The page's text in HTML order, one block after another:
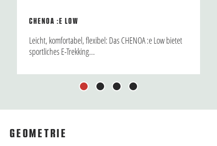
CHENOA :E LOW
Leicht, komfortabel, flexibel: Das CHENOA :e Low bietet
sportliches E-Trekking...
1 2 3 4
GEOMETRIE